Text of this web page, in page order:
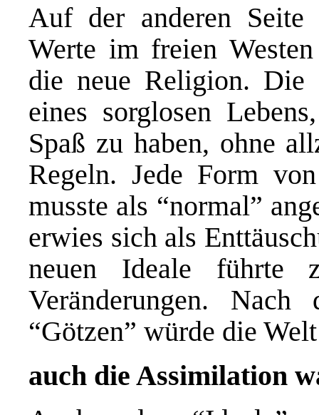
Auf der anderen
Werte im freien
die neue Religion. Die
eines sorglosen
Spaß zu haben, ohne
Regeln. Jede Form
musste als “normal”
erwies sich als
neuen Ideale führte
Veränderungen.
“Götzen” würde die
auch die Assimilation